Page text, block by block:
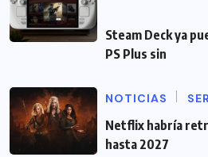
Steam Deck ya
PS Plus sin
NOTICIAS
Netflix habría
hasta 2027